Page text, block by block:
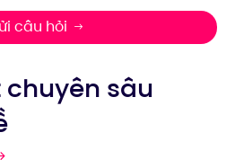
câu hỏi
sâu